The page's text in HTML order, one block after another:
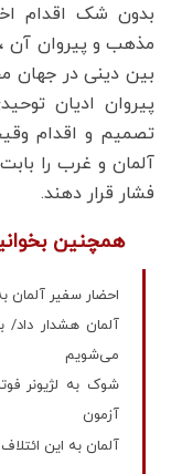
بدون شک اقدام
مذهب و پیروان آن
بین دینی در جهان
پیروان ادیان
تصمیم و اقدام
آلمان و غرب را
فشار قرار دهند.
همچنین
احضار سفیر آلمان
آلمان هشدار داد/
می‌شویم
شوک به لژیونر
آزمون
آلمان به این